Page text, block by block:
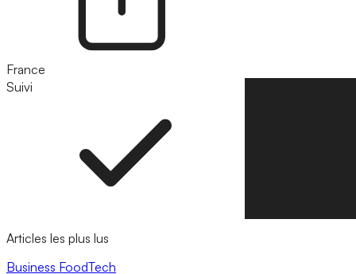
France
Suivi
Articles les plus lus
Business FoodTech